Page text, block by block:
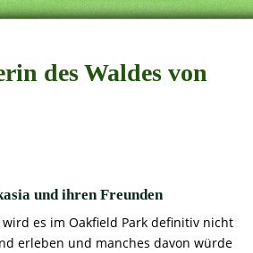
des Waldes von
und ihren Freunden
es im Oakfield Park definitiv nicht
erleben und manches davon würde